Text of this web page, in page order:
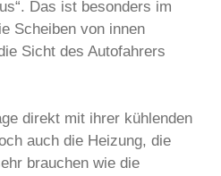
Das ist besonders im
Scheiben von innen
Sicht des Autofahrers
direkt mit ihrer kühlenden
auch die Heizung, die
brauchen wie die